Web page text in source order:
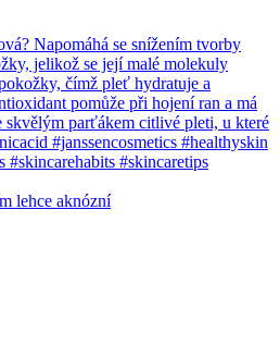
lehce aknózní